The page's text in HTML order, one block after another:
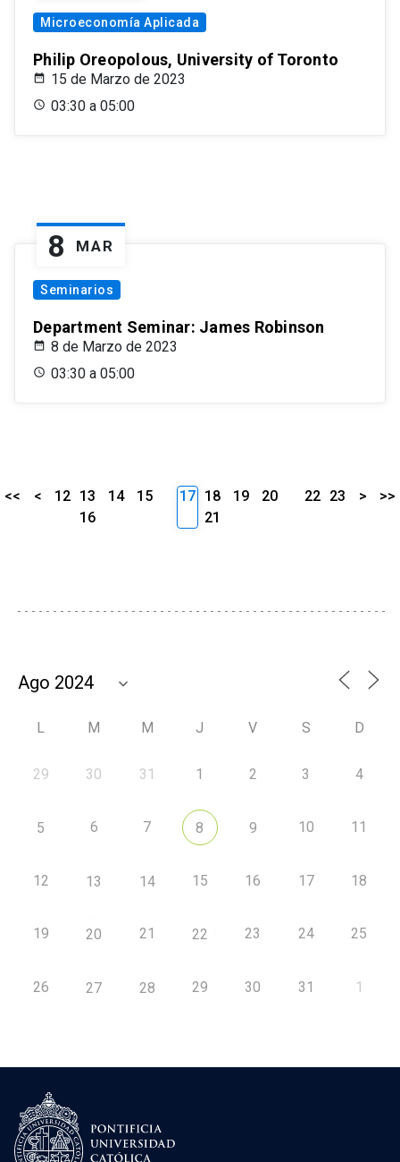
Microeconomía Aplicada
Philip Oreopolous, University of Toronto
15 de Marzo de 2023
03:30 a 05:00
8 MAR
Seminarios
Department Seminar: James Robinson
8 de Marzo de 2023
03:30 a 05:00
<< < 12 13 14
15
16
17 18 19
20
21
22 23 > >>
L M M J V S D
29 30 31 1 2 3 4
5 6 7 8 9 10 11
12 13 14 15 16 17 18
19 20 21 22 23 24 25
26 27 28 29 30 31 1